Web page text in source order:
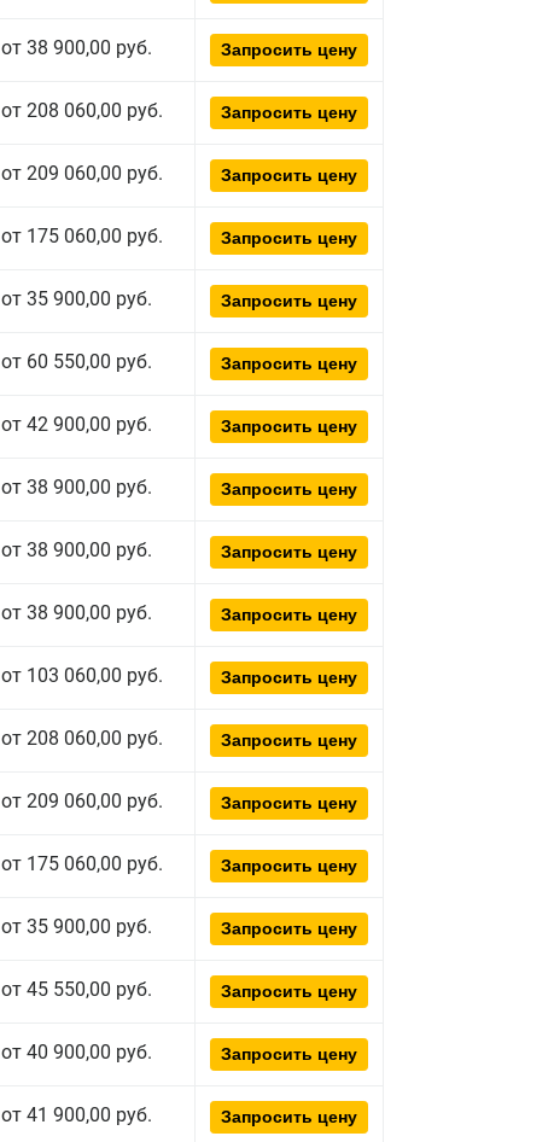
от 38 900,00 руб. Запросить цену
от 208 060,00 руб. Запросить цену
от 209 060,00 руб. Запросить цену
от 175 060,00 руб. Запросить цену
от 35 900,00 руб. Запросить цену
от 60 550,00 руб. Запросить цену
от 42 900,00 руб. Запросить цену
от 38 900,00 руб. Запросить цену
от 38 900,00 руб. Запросить цену
от 38 900,00 руб. Запросить цену
от 103 060,00 руб. Запросить цену
от 208 060,00 руб. Запросить цену
от 209 060,00 руб. Запросить цену
от 175 060,00 руб. Запросить цену
от 35 900,00 руб. Запросить цену
от 45 550,00 руб. Запросить цену
от 40 900,00 руб. Запросить цену
от 41 900,00 руб. Запросить цену